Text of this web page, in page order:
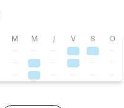
M M J V S D